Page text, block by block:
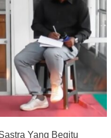
Yang Begitu